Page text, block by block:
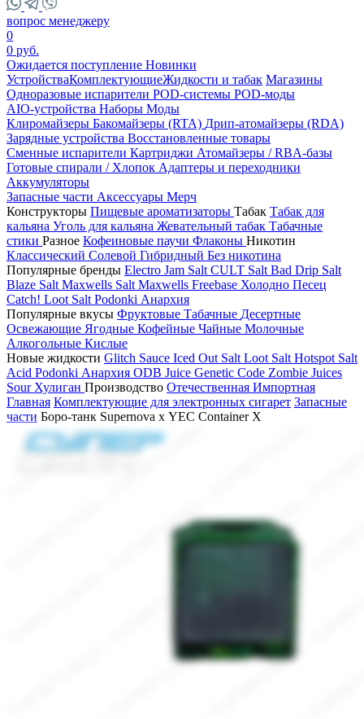
вопрос менеджеру
0
0 руб.
Ожидается поступление Новинки
УстройстваКомплектующиеЖидкости и табак Магазины
Одноразовые испарители POD-системы POD-моды
AIO-устройства Наборы Моды
Клиромайзеры Бакомайзеры (RTA) Дрип-атомайзеры (RDA)
Зарядные устройства Восстановленные товары
Сменные испарители Картриджи Атомайзеры / RBA-базы
Готовые спирали / Хлопок Адаптеры и переходники
Аккумуляторы
Запасные части Аксессуары Мерч
Конструкторы Пищевые ароматизаторы Табак Табак для
кальяна Уголь для кальяна Жевательный табак Табачные
стики Разное Кофеиновые паучи Флаконы Никотин
Классический Солевой Гибридный Без никотина
Популярные бренды Electro Jam Salt CULT Salt Bad Drip Salt
Blaze Salt Maxwells Salt Maxwells Freebase Холодно Песец
Catch! Loot Salt Podonki Анархия
Популярные вкусы Фруктовые Табачные Десертные
Освежающие Ягодные Кофейные Чайные Молочные
Алкогольные Кислые
Новые жидкости Glitch Sauce Iced Out Salt Loot Salt Hotspot Salt
Acid Podonki Анархия ODB Juice Genetic Code Zombie Juices
Sour Хулиган Производство Отечественная Импортная
Главная Комплектующие для электронных сигарет Запасные
части Боро-танк Supernova х YEC Container X